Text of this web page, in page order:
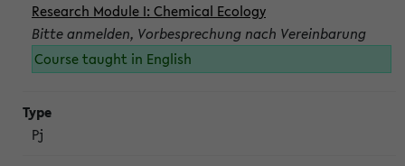
Research Module I: Chemical Ecology
Bitte anmelden, Vorbesprechung nach Vereinbarung
Course taught in English
Pj